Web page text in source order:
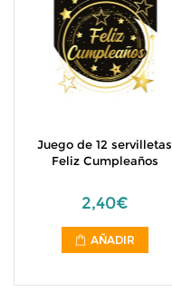
Juego de 12 servilletas
Feliz Cumpleaños
2,40€
AÑADIR